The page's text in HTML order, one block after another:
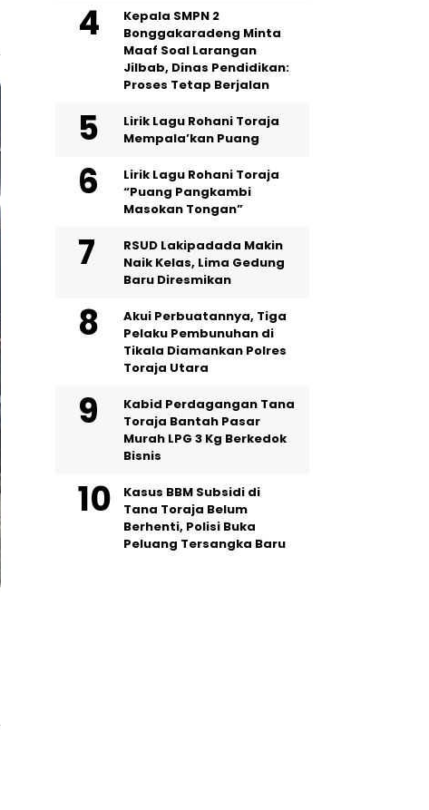
Kepala SMPN 2
Bonggakaradeng Minta
Maaf Soal Larangan
Jilbab, Dinas Pendidikan:
Proses Tetap Berjalan
Lirik Lagu Rohani Toraja
Mempala’kan Puang
Lirik Lagu Rohani Toraja
“Puang Pangkambi
Masokan Tongan”
RSUD Lakipadada Makin
Naik Kelas, Lima Gedung
Baru Diresmikan
Akui Perbuatannya, Tiga
Pelaku Pembunuhan di
Tikala Diamankan Polres
Toraja Utara
Kabid Perdagangan Tana
Toraja Bantah Pasar
Murah LPG 3 Kg Berkedok
Bisnis
Kasus BBM Subsidi di
Tana Toraja Belum
Berhenti, Polisi Buka
Peluang Tersangka Baru